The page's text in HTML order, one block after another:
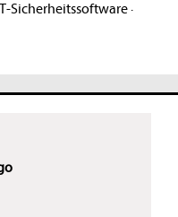
Sicherheitssoftware·